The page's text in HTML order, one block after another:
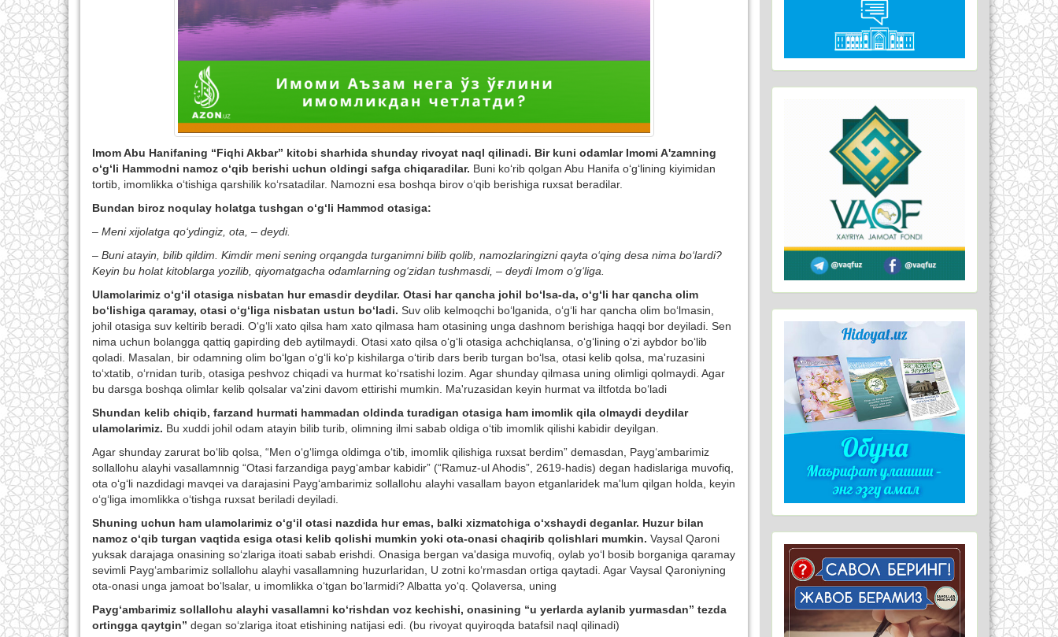
Imom Abu Hanifaning “Fiqhi Akbar” kitobi sharhida shunday rivoyat naql qilinadi. Bir kuni odamlar Imomi A'zamning
o‘g‘li Hammodni namoz o‘qib berishi uchun oldingi safga chiqaradilar. Buni ko‘rib qolgan Abu Hanifa o‘g‘lining kiyimidan
tortib, imomlikka o‘tishiga qarshilik ko‘rsatadilar. Namozni esa boshqa birov o‘qib berishiga ruxsat beradilar.
Bundan biroz noqulay holatga tushgan o‘g‘li Hammod otasiga:
– Meni xijolatga qo‘ydingiz, ota, – deydi.
– Buni atayin, bilib qildim. Kimdir meni sening orqangda turganimni bilib qolib, namozlaringizni qayta o‘qing desa nima bo‘lardi?
Keyin bu holat kitoblarga yozilib, qiyomatgacha odamlarning og‘zidan tushmasdi, – deydi Imom o‘g‘liga.
Ulamolarimiz o‘g‘il otasiga nisbatan hur emasdir deydilar. Otasi har qancha johil bo‘lsa-da, o‘g‘li har qancha olim
bo‘lishiga qaramay, otasi o‘g‘liga nisbatan ustun bo‘ladi. Suv olib kelmoqchi bo‘lganida, o‘g‘li har qancha olim bo‘lmasin,
johil otasiga suv keltirib beradi. O‘g‘li xato qilsa ham xato qilmasa ham otasining unga dashnom berishiga haqqi bor deyiladi. Sen
nima uchun bolangga qattiq gapirding deb aytilmaydi. Otasi xato qilsa o‘g‘li otasiga achchiqlansa, o‘g‘lining o‘zi aybdor bo‘lib
qoladi. Masalan, bir odamning olim bo‘lgan o‘g‘li ko‘p kishilarga o‘tirib dars berib turgan bo‘lsa, otasi kelib qolsa, ma'ruzasini
to‘xtatib, o‘rnidan turib, otasiga peshvoz chiqadi va hurmat ko‘rsatishi lozim. Agar shunday qilmasa uning olimligi qolmaydi. Agar
bu darsga boshqa olimlar kelib qolsalar va'zini davom ettirishi mumkin. Ma'ruzasidan keyin hurmat va iltfotda bo‘ladi
Shundan kelib chiqib, farzand hurmati hammadan oldinda turadigan otasiga ham imomlik qila olmaydi deydilar
ulamolarimiz. Bu xuddi johil odam atayin bilib turib, olimning ilmi sabab oldiga o‘tib imomlik qilishi kabidir deyilgan.
Agar shunday zarurat bo‘lib qolsa, “Men o‘g‘limga oldimga o‘tib, imomlik qilishiga ruxsat berdim” demasdan, Payg‘ambarimiz
sollallohu alayhi vasallamnnig “Otasi farzandiga payg‘ambar kabidir” (“Ramuz-ul Ahodis”, 2619-hadis) degan hadislariga muvofiq,
ota o‘g‘li nazdidagi mavqei va darajasini Payg‘ambarimiz sollallohu alayhi vasallam bayon etganlaridek ma'lum qilgan holda, keyin
o‘g‘liga imomlikka o‘tishga ruxsat beriladi deyiladi.
Shuning uchun ham ulamolarimiz o‘g‘il otasi nazdida hur emas, balki xizmatchiga o‘xshaydi deganlar. Huzur bilan
namoz o‘qib turgan vaqtida esiga otasi kelib qolishi mumkin yoki ota-onasi chaqirib qolishlari mumkin. Vaysal Qaroni
yuksak darajaga onasining so‘zlariga itoati sabab erishdi. Onasiga bergan va'dasiga muvofiq, oylab yo‘l bosib borganiga qaramay
sevimli Payg‘ambarimiz sollallohu alayhi vasallamning huzurlaridan, U zotni ko‘rmasdan ortiga qaytadi. Agar Vaysal Qaroniyning
ota-onasi unga jamoat bo‘lsalar, u imomlikka o‘tgan bo‘larmidi? Albatta yo‘q. Qolaversa, uning
Payg‘ambarimiz sollallohu alayhi vasallamni ko‘rishdan voz kechishi, onasining “u yerlarda aylanib yurmasdan” tezda
ortingga qaytgin” degan so‘zlariga itoat etishining natijasi edi. (bu rivoyat quyiroqda batafsil naql qilinadi)